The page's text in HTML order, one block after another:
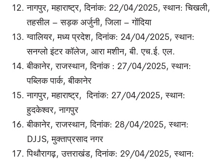
नागपुर, महाराष्ट्र, दिनांक: 22/04/2025, स्थान: चिखली,
तहसील – सड़क अर्जुनी, जिला – गोंदिया
ग्वालियर, मध्य प्रदेश, दिनांक: 24/04/2025, स्थान:
सनग्लो इंटर कॉलेज, आरा मशीन, बी. एच.ई. एल.
बीकानेर, राजस्थान, दिनांक : 27/04/2025, स्थान:
पब्लिक पार्क, बीकानेर
नागपुर, महाराष्ट्र, दिनांक: 27/04/2025, स्थान:
हुदकेश्वर, नागपुर
बीकानेर, राजस्थान, दिनांक: 28/04/2025, स्थान:
DJJS, मुक्ताप्रसाद नगर
पिथौरागढ़, उत्तराखंड, दिनांक: 29/04/2025, स्थान: